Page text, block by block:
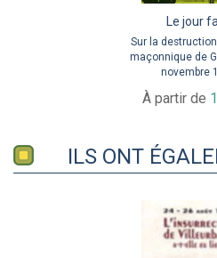
Le jour
Sur la
maçonnique de
novembre
À partir de
ILS ONT